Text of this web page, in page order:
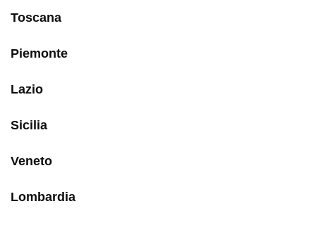
Toscana
Piemonte
Lazio
Sicilia
Veneto
Lombardia